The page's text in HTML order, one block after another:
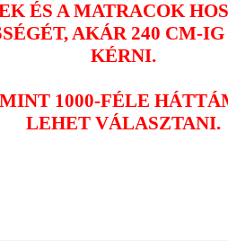
ÉS A MATRACOK
AKÁR 240 CM-
KÉRNI.
1000-FÉLE
LEHET VÁLASZTANI.